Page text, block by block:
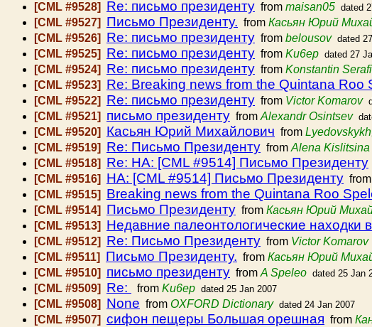
[CML #9528] Re: письмо президенту from maisan05 dated
[CML #9527] Письмо Президенту. from Касьян Юрий
[CML #9526] Re: письмо президенту from belousov dated
[CML #9525] Re: письмо президенту from Ku6ep dated 27
[CML #9524] Re: письмо президенту from Konstantin
[CML #9523] Re: Breaking news from the Quintana Roo
[CML #9522] Re: письмо президенту from Victor Komarov
[CML #9521] письмо президенту from Alexandr Osintsev
[CML #9520] Касьян Юрий Михайлович from
[CML #9519] Re: Письмо Президенту from Alena Kislitsina
[CML #9518] Re: HA: [CML #9514] Письмо Президенту
[CML #9516] HA: [CML #9514] Письмо Президенту from
[CML #9515] Breaking news from the Quintana Roo
[CML #9514] Письмо Президенту from Касьян Юрий
[CML #9513] Недавние палеонтологические находки
[CML #9512] Re: Письмо Президенту from Victor Komarov
[CML #9511] Письмо Президенту. from Касьян Юрий
[CML #9510] письмо президенту from A Speleo dated 25 Jan
[CML #9509] Re: from Ku6ep dated 25 Jan 2007
[CML #9508] None from OXFORD Dictionary dated 24 Jan 2007
[CML #9507] сифон пещеры Большая орешная from